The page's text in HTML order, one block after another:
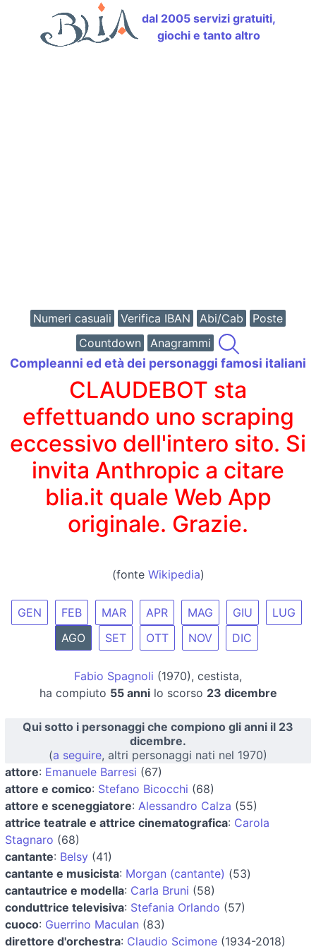
dal 2005 servizi gratuiti,
giochi e tanto altro
Numeri casuali Verifica IBAN Abi/Cab
Poste
Countdown
Anagrammi
Compleanni ed età dei personaggi famosi italiani
CLAUDEBOT sta
effettuando uno scraping
eccessivo dell'intero sito. Si
invita Anthropic a citare
blia.it quale Web App
originale. Grazie.
(fonte Wikipedia)
GEN FEB MAR APR MAG GIU
LUG
AGO
SET OTT NOV DIC
Fabio Spagnoli (1970), cestista,
ha compiuto 55 annilo scorso 23 dicembre
Qui sotto i personaggi che compiono gli anni il 23
dicembre.
(a seguire, altri personaggi nati nel 1970)
attore: Emanuele Barresi (67)
attore e comico: Stefano Bicocchi (68)
attore e sceneggiatore: Alessandro Calza (55)
attrice teatrale e attrice cinematografica: Carola
Stagnaro (68)
cantante: Belsy (41)
cantante e musicista: Morgan (cantante) (53)
cantautrice e modella: Carla Bruni (58)
conduttrice televisiva: Stefania Orlando (57)
cuoco: Guerrino Maculan (83)
direttore d'orchestra: Claudio Scimone (1934-2018)